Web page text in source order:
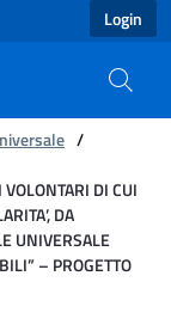
Login
/
DI CUI
DA
UNIVERSALE
– PROGETTO